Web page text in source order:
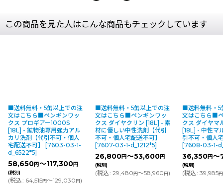
この商品を見た人はこんな商品もチェックしています
■送料無料・5缶以上での注
文はこちら■ペンギンワッ
クス プロギアー1000S
[18L] - 鉱物油専用強力アル
カリ洗剤【代引不可・個人
宅配送不可】
[7603-03-1-
d_6522*5]
58,650円～117,300円
(税別)
(税込: 64,515円～129,030円)
■送料無料・5缶以上での注
文はこちら■ペンギンワッ
クス ダイヤクリン [18L] - 素
材に優しい中性洗剤【代引
不可・個人宅配送不可】
[7607-03-1-d_1212*5]
26,800円～53,600円
(税別)
(税込: 29,480円～58,960円)
■送料無料・5
文はこちら■
クス ダイヤマ
[18L] - 中性マ
引不可・個人
[7608-03-1-
36,350円～
(税別)
(税込: 39,985円